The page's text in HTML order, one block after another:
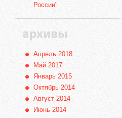
России"
Апрель 2018
Май 2017
Январь 2015
Октябрь 2014
Август 2014
Июнь 2014